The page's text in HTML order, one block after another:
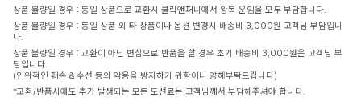
상품 불량일 경우 : 동일 상품으로 교환시 클릭앤퍼니에서 왕복 운임을 모두 부담합니다.
상품 불량일 경우 : 동일 상품 외 타 상품이나 옵션 변경시 배송비 3,000원 고객님 부담입니
다.
상품 불량일 경우 : 교환이 아닌 변심으로 반품을 할 경우 초기 배송비 3,000원은 고객님 부
담입니다.
(인위적인 훼손 & 수선 등의 악용을 방지하기 위함이니 양해부탁드립니다)
*교환/반품시에도 추가 발생되는 모든 도선료는 고객님께서 부담해주셔야 합니다.